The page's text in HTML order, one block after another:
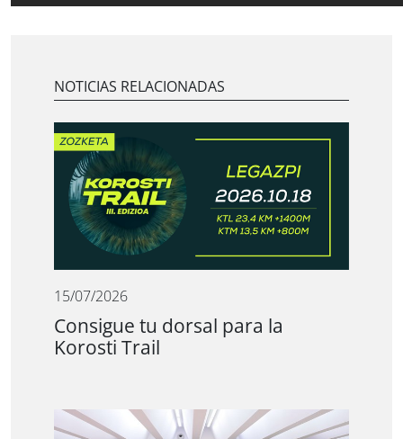
NOTICIAS RELACIONADAS
15/07/2026
Consigue tu dorsal para la
Korosti Trail